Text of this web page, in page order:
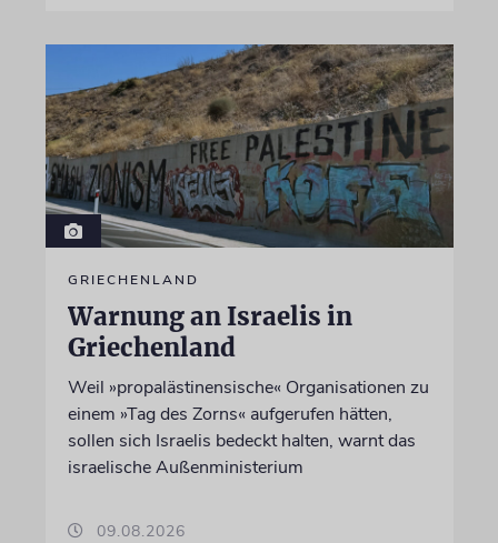
GRIECHENLAND
Warnung an Israelis in
Griechenland
Weil »propalästinensische« Organisationen zu
einem »Tag des Zorns« aufgerufen hätten,
sollen sich Israelis bedeckt halten, warnt das
israelische Außenministerium
09.08.2026